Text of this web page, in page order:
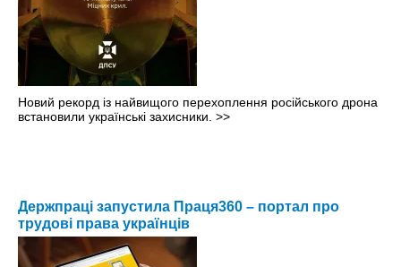
Новий рекорд із найвищого перехоплення російського дрона
встановили українські захисники. >>
Держпраці запустила Праця360 – портал про
трудові права українців